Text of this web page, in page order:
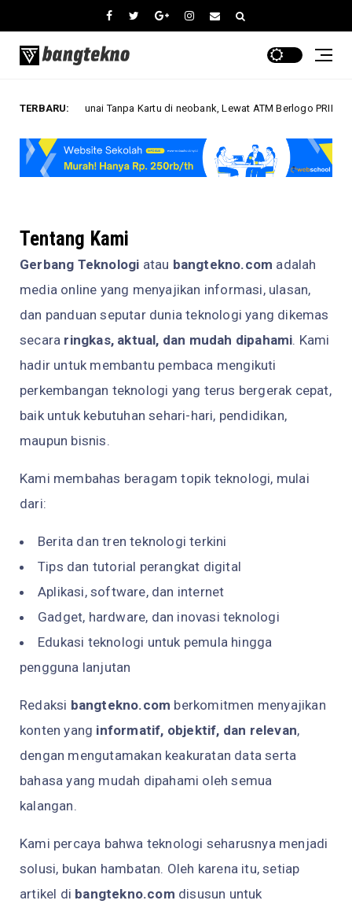
TERBARU:
Tarik Tunai Tanpa Kartu di neobank, Lewat ATM Berlogo PRIMA dan
Tentang Kami
Gerbang Teknologi atau bangtekno.com adalah
media online yang menyajikan informasi, ulasan,
dan panduan seputar dunia teknologi yang dikemas
secara ringkas, aktual, dan mudah dipahami. Kami
hadir untuk membantu pembaca mengikuti
perkembangan teknologi yang terus bergerak cepat,
baik untuk kebutuhan sehari-hari, pendidikan,
maupun bisnis.
Kami membahas beragam topik teknologi, mulai
dari:
Berita dan tren teknologi terkini
Tips dan tutorial perangkat digital
Aplikasi, software, dan internet
Gadget, hardware, dan inovasi teknologi
Edukasi teknologi untuk pemula hingga
pengguna lanjutan
Redaksi bangtekno.com berkomitmen menyajikan
konten yang informatif, objektif, dan relevan,
dengan mengutamakan keakuratan data serta
bahasa yang mudah dipahami oleh semua
kalangan.
Kami percaya bahwa teknologi seharusnya menjadi
solusi, bukan hambatan. Oleh karena itu, setiap
artikel di bangtekno.com disusun untuk